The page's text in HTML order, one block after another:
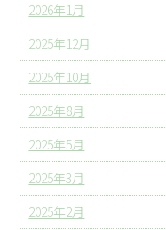
2026年1月
2025年12月
2025年10月
2025年8月
2025年5月
2025年3月
2025年2月